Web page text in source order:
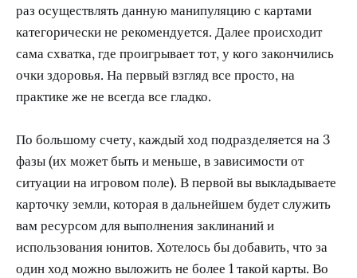
раз осуществлять данную манипуляцию с картами
категорически не рекомендуется. Далее происходит
сама схватка, где проигрывает тот, у кого закончились
очки здоровья. На первый взгляд все просто, на
практике же не всегда все гладко.
По большому счету, каждый ход подразделяется на 3
фазы (их может быть и меньше, в зависимости от
ситуации на игровом поле). В первой вы выкладываете
карточку земли, которая в дальнейшем будет служить
вам ресурсом для выполнения заклинаний и
использования юнитов. Хотелось бы добавить, что за
один ход можно выложить не более 1 такой карты. Во